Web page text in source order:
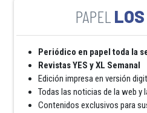
LOS
Periódico en papel toda la
Revistas YES y XL Semanal
Edición impresa en versión
Todas las noticias de la web y
Contenidos exclusivos para